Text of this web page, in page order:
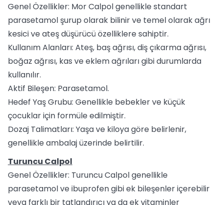
Genel Özellikler: Mor Calpol genellikle standart
parasetamol şurup olarak bilinir ve temel olarak ağrı
kesici ve ateş düşürücü özelliklere sahiptir.
Kullanım Alanları: Ateş, baş ağrısı, diş çıkarma ağrısı,
boğaz ağrısı, kas ve eklem ağrıları gibi durumlarda
kullanılır.
Aktif Bileşen: Parasetamol.
Hedef Yaş Grubu: Genellikle bebekler ve küçük
çocuklar için formüle edilmiştir.
Dozaj Talimatları: Yaşa ve kiloya göre belirlenir,
genellikle ambalaj üzerinde belirtilir.
Turuncu Calpol
Genel Özellikler: Turuncu Calpol genellikle
parasetamol ve ibuprofen gibi ek bileşenler içerebilir
veya farklı bir tatlandırıcı ya da ek vitaminler